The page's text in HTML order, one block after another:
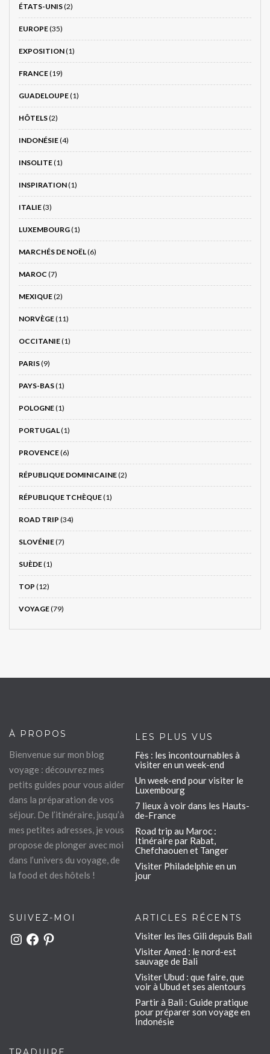
ÉTATS-UNIS(2)
EUROPE(35)
EXPOSITION(1)
FRANCE(19)
GUADELOUPE(1)
HÔTELS(2)
INDONÉSIE(4)
INSOLITE(1)
INSPIRATION(1)
ITALIE(3)
LUXEMBOURG(1)
MARCHÉS DE NOËL(6)
MAROC (7)
MEXIQUE(2)
NORVÈGE(11)
OCCITANIE(1)
PARIS(9)
PAYS-BAS(1)
POLOGNE(1)
PORTUGAL(1)
PROVENCE(6)
RÉPUBLIQUE DOMINICAINE(2)
RÉPUBLIQUE TCHÈQUE(1)
ROAD TRIP (34)
SLOVÉNIE(7)
SUÈDE(1)
TOP (12)
VOYAGE(79)
À PROPOS
Bienvenue sur mon blog
voyage : découvrez mes
petits guides pour vous aider
dans la préparation de vos
séjour. De l’itinéraire, jusqu’à
mes petites adresses, je vous
propose de plonger avec moi
dans l’univers du voyage, de
la food et des hôtels !
LES PLUS VUS
Fès : les incontournables à
visiter en un week-end
Un week-end pour visiter le
Luxembourg
7 lieux à voir dans les Hauts-
de-France
Road trip au Maroc :
Itinéraire par Rabat,
Chefchaouen et Tanger
Visiter Philadelphie en un
jour
SUIVEZ-MOI
Instagram
FacebookPinterest
ARTICLES RÉCENTS
Visiter les îles Gili depuis Bali
Visiter Amed : le nord-est
sauvage de Bali
Visiter Ubud : que faire, que
voir à Ubud et ses alentours
Partir à Bali : Guide pratique
pour préparer son voyage en
Indonésie